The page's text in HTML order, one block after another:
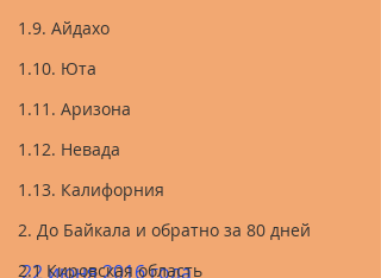
1.9. Айдахо
1.10. Юта
1.11. Аризона
1.12. Невада
1.13. Калифорния
2. До Байкала и обратно за 80 дней
2.1 Кировская область
22 июня 2016 года